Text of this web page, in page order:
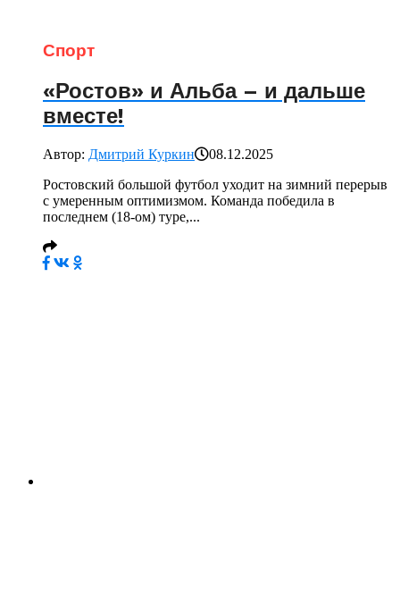
Спорт
«Ростов» и Альба – и дальше
вместе!
Автор: Дмитрий Куркин
08.12.2025
Ростовский большой футбол уходит на зимний перерыв
с умеренным оптимизмом. Команда победила в
последнем (18-ом) туре,...